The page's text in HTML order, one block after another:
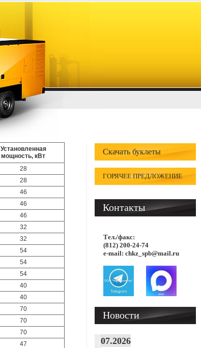
Установленная
мощность, кВт
28
28
46
46
46
32
32
54
54
54
40
40
70
70
70
47
Скачать буклеты
ГОРЯЧЕЕ ПРЕДЛОЖЕНИЕ
Контакты
Тел./факс:
(812) 200-24-74
e-mail: chkz_spb@mail.ru
Новости
07.2026